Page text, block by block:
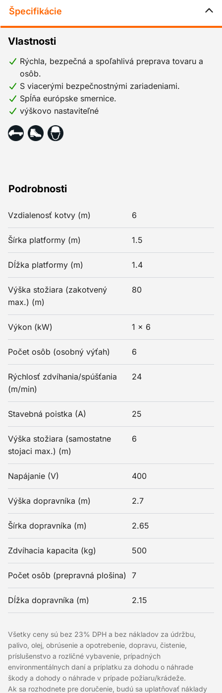
Špecifikácie
Podrobnosti
Vzdialenosť kotvy (m) 6
Šírka platformy (m) 1.5
Dĺžka platformy (m) 1.4
Výška stožiara (zakotvený
max.) (m)
80
Výkon (kW) 1 x 6
Počet osôb (osobný výťah) 6
Rýchlosť zdvíhania/spúšťania
(m/min)
24
Stavebná poistka (A) 25
Výška stožiara (samostatne
stojaci max.) (m)
6
Napájanie (V) 400
Výška dopravníka (m) 2.7
Šírka dopravníka (m) 2.65
Zdvíhacia kapacita (kg) 500
Počet osôb (prepravná plošina) 7
Dĺžka dopravníka (m) 2.15
Vlastnosti
Rýchla, bezpečná a spoľahlivá preprava tovaru a
osôb.
S viacerými bezpečnostnými zariadeniami.
Spĺňa európske smernice.
výškovo nastaviteľné
Všetky ceny sú bez 23% DPH a bez nákladov za údržbu,
palivo, olej, obrúsenie a opotrebenie, dopravu, čistenie,
príslušenstvo a rozličné vybavenie, prípadných
environmentálnych daní a príplatku za dohodu o náhrade
škody a dohody o náhrade v prípade požiaru/krádeže.
Ak sa rozhodnete pre doručenie, budú sa uplatňovať náklady